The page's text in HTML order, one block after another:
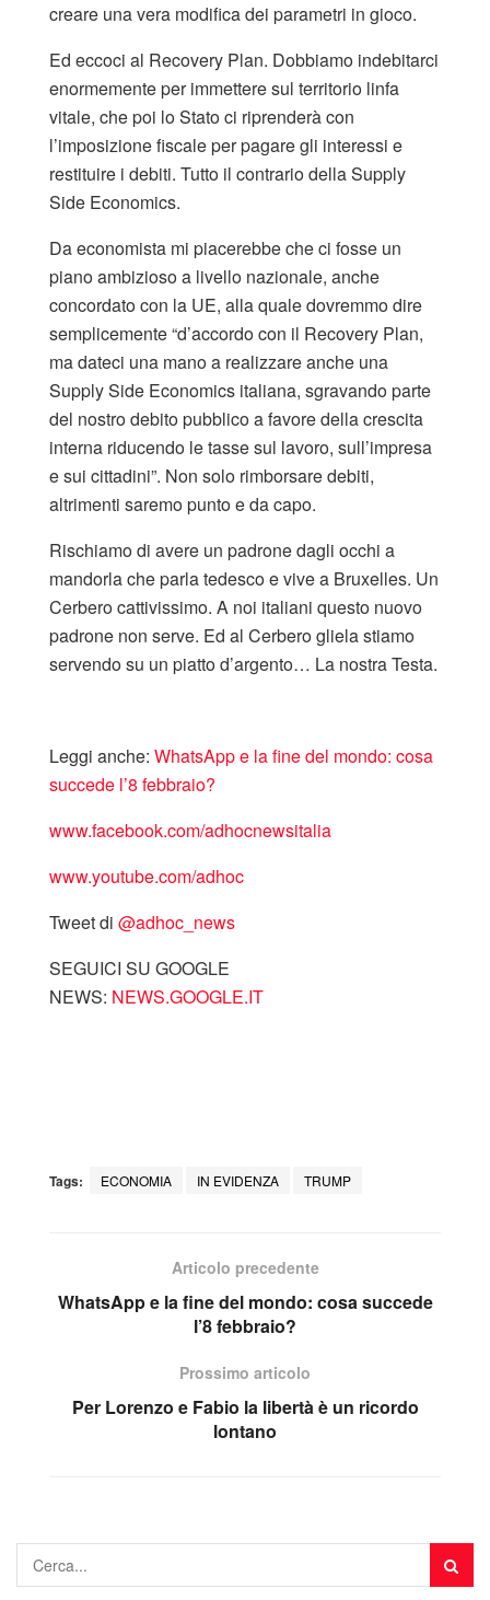
creare una vera modifica dei parametri in gioco.
Ed eccoci al Recovery Plan. Dobbiamo indebitarci
enormemente per immettere sul territorio linfa
vitale, che poi lo Stato ci riprenderà con
l’imposizione fiscale per pagare gli interessi e
restituire i debiti. Tutto il contrario della Supply
Side Economics.
Da economista mi piacerebbe che ci fosse un
piano ambizioso a livello nazionale, anche
concordato con la UE, alla quale dovremmo dire
semplicemente “d’accordo con il Recovery Plan,
ma dateci una mano a realizzare anche una
Supply Side Economics italiana, sgravando parte
del nostro debito pubblico a favore della crescita
interna riducendo le tasse sul lavoro, sull’impresa
e sui cittadini”. Non solo rimborsare debiti,
altrimenti saremo punto e da capo.
Rischiamo di avere un padrone dagli occhi a
mandorla che parla tedesco e vive a Bruxelles. Un
Cerbero cattivissimo. A noi italiani questo nuovo
padrone non serve. Ed al Cerbero gliela stiamo
servendo su un piatto d’argento… La nostra Testa.
Leggi anche: WhatsApp e la fine del mondo: cosa
succede l’8 febbraio?
www.facebook.com/adhocnewsitalia
www.youtube.com/adhoc
Tweet di ‎@adhoc_news
SEGUICI SU GOOGLE
NEWS: NEWS.GOOGLE.IT
Tags: ECONOMIA IN EVIDENZA TRUMP
Articolo precedente
WhatsApp e la fine del mondo: cosa succede
l’8 febbraio?
Prossimo articolo
Per Lorenzo e Fabio la libertà è un ricordo
lontano